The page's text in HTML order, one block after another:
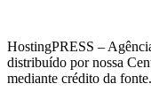
HostingPRESS –
distribuído por nossa
mediante crédito da fonte.